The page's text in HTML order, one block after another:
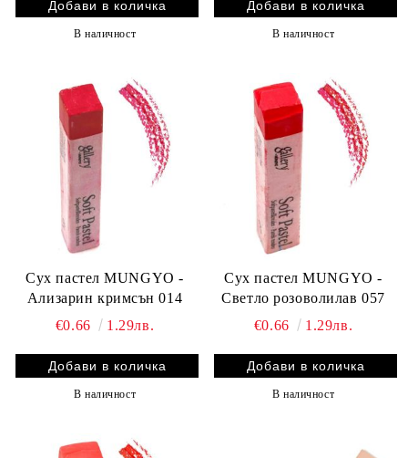
В наличност В наличност
Сух пастел MUNGYO -
Ализарин кримсън 014
€0.66
1.29лв.
В наличност
Сух пастел MUNGYO -
Светло розоволилав 057
€0.66
1.29лв.
В наличност